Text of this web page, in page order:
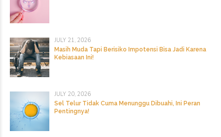
JULY 21, 2026
Masih Muda Tapi Berisiko Impotensi Bisa Jadi Karena
Kebiasaan Ini!
JULY 20, 2026
Sel Telur Tidak Cuma Menunggu Dibuahi, Ini Peran
Pentingnya!